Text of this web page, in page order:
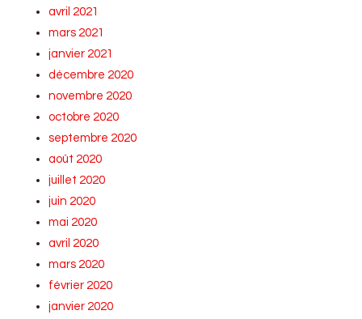
avril 2021
mars 2021
janvier 2021
décembre 2020
novembre 2020
octobre 2020
septembre 2020
août 2020
juillet 2020
juin 2020
mai 2020
avril 2020
mars 2020
février 2020
janvier 2020